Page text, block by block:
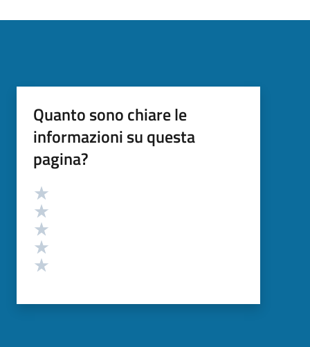
Quanto sono chiare le
informazioni su questa
pagina?
Valutazione